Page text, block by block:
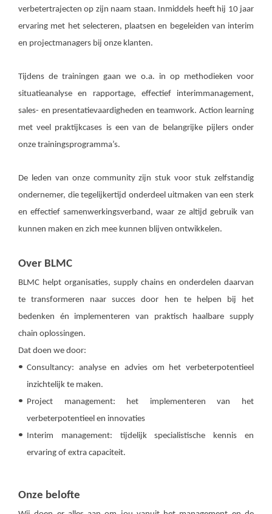
verbetertrajecten op zijn naam staan. Inmiddels heeft hij 10 jaar
ervaring met het selecteren, plaatsen en begeleiden van interim
en projectmanagers bij onze klanten.
Tijdens de trainingen gaan we o.a. in op methodieken voor
situatieanalyse en rapportage, effectief interimmanagement,
sales- en presentatievaardigheden en teamwork. Action learning
met veel praktijkcases is een van de belangrijke pijlers onder
onze trainingsprogramma’s.
De leden van onze community zijn stuk voor stuk zelfstandig
ondernemer, die tegelijkertijd onderdeel uitmaken van een sterk
en effectief samenwerkingsverband, waar ze altijd gebruik van
kunnen maken en zich mee kunnen blijven ontwikkelen.
Over BLMC
BLMC helpt organisaties, supply chains en onderdelen daarvan
te transformeren naar succes door hen te helpen bij het
bedenken én implementeren van praktisch haalbare supply
chain oplossingen.
Dat doen we door:
Consultancy: analyse en advies om het verbeterpotentieel
inzichtelijk te maken.
Project management: het implementeren van het
verbeterpotentieel en innovaties
Interim management: tijdelijk specialistische kennis en
ervaring of extra capaciteit.
Onze belofte